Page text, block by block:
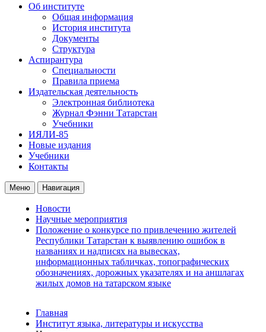
Об институте
Общая информация
История института
Документы
Структура
Аспирантура
Специальности
Правила приема
Издательская деятельность
Электронная библиотека
Журнал Фэнни Татарстан
Учебники
ИЯЛИ-85
Новые издания
Учебники
Контакты
Меню Навигация
Новости
Научные мероприятия
Положение о конкурсе по привлечению жителей
Республики Татарстан к выявлению ошибок в
названиях и надписях на вывесках,
информационных табличках, топографических
обозначениях, дорожных указателях и на аншлагах
жилых домов на татарском языке
Главная
Институт языка, литературы и искусства